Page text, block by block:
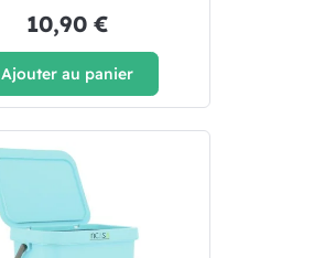
10,90 €
Ajouter au panier